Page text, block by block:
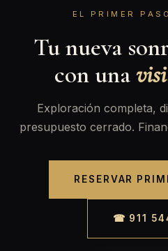
EL PRIMER
Tu nueva
con una
Exploración completa,
presupuesto cerrado.
RESERVAR
☎ 911